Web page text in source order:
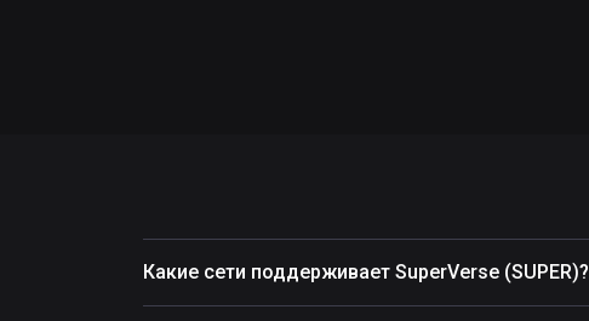
Какие сети поддерживает SuperVerse (SUPER)?